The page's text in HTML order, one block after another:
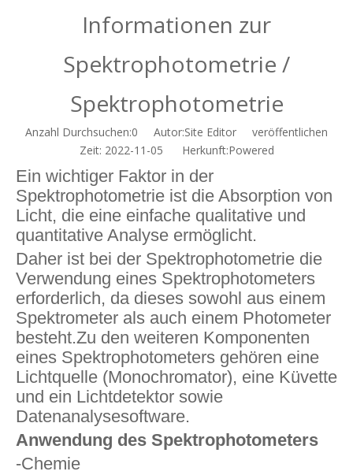
Informationen zur
Spektrophotometrie /
Spektrophotometrie
Anzahl Durchsuchen:0 Autor:Site Editor veröffentlichen
Zeit: 2022-11-05 Herkunft:Powered
Ein wichtiger Faktor in der
Spektrophotometrie ist die Absorption von
Licht, die eine einfache qualitative und
quantitative Analyse ermöglicht.
Daher ist bei der Spektrophotometrie die
Verwendung eines Spektrophotometers
erforderlich, da dieses sowohl aus einem
Spektrometer als auch einem Photometer
besteht.Zu den weiteren Komponenten
eines Spektrophotometers gehören eine
Lichtquelle (Monochromator), eine Küvette
und ein Lichtdetektor sowie
Datenanalysesoftware.
Anwendung des Spektrophotometers
-Chemie